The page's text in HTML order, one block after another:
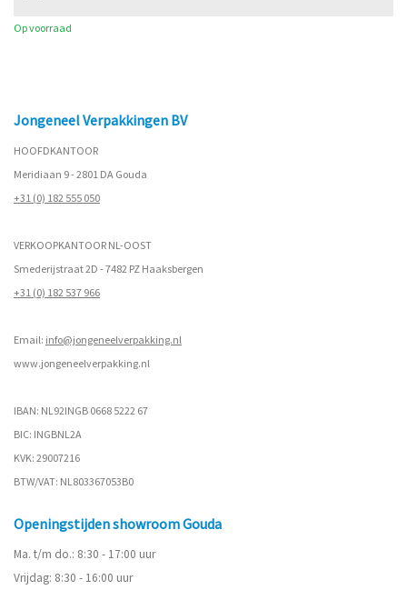
Op voorraad
Jongeneel Verpakkingen BV
HOOFDKANTOOR
Meridiaan 9 - 2801 DA Gouda
+31 (0) 182 555 050
VERKOOPKANTOOR NL-OOST
Smederijstraat 2D - 7482 PZ Haaksbergen
+31 (0) 182 537 966
Email: info@jongeneelverpakking.nl
www.jongeneelverpakking.nl
IBAN: NL92INGB 0668 5222 67
BIC: INGBNL2A
KVK: 29007216
BTW/VAT: NL803367053B0
Openingstijden showroom Gouda
Ma. t/m do.: 8:30 - 17:00 uur
Vrijdag: 8:30 - 16:00 uur